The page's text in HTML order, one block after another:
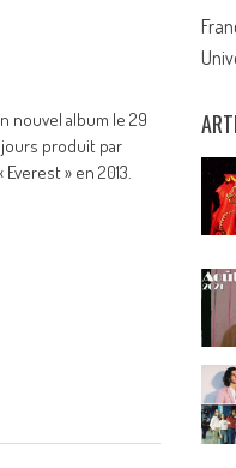
nouvel album le 29
produit par
» en 2013.